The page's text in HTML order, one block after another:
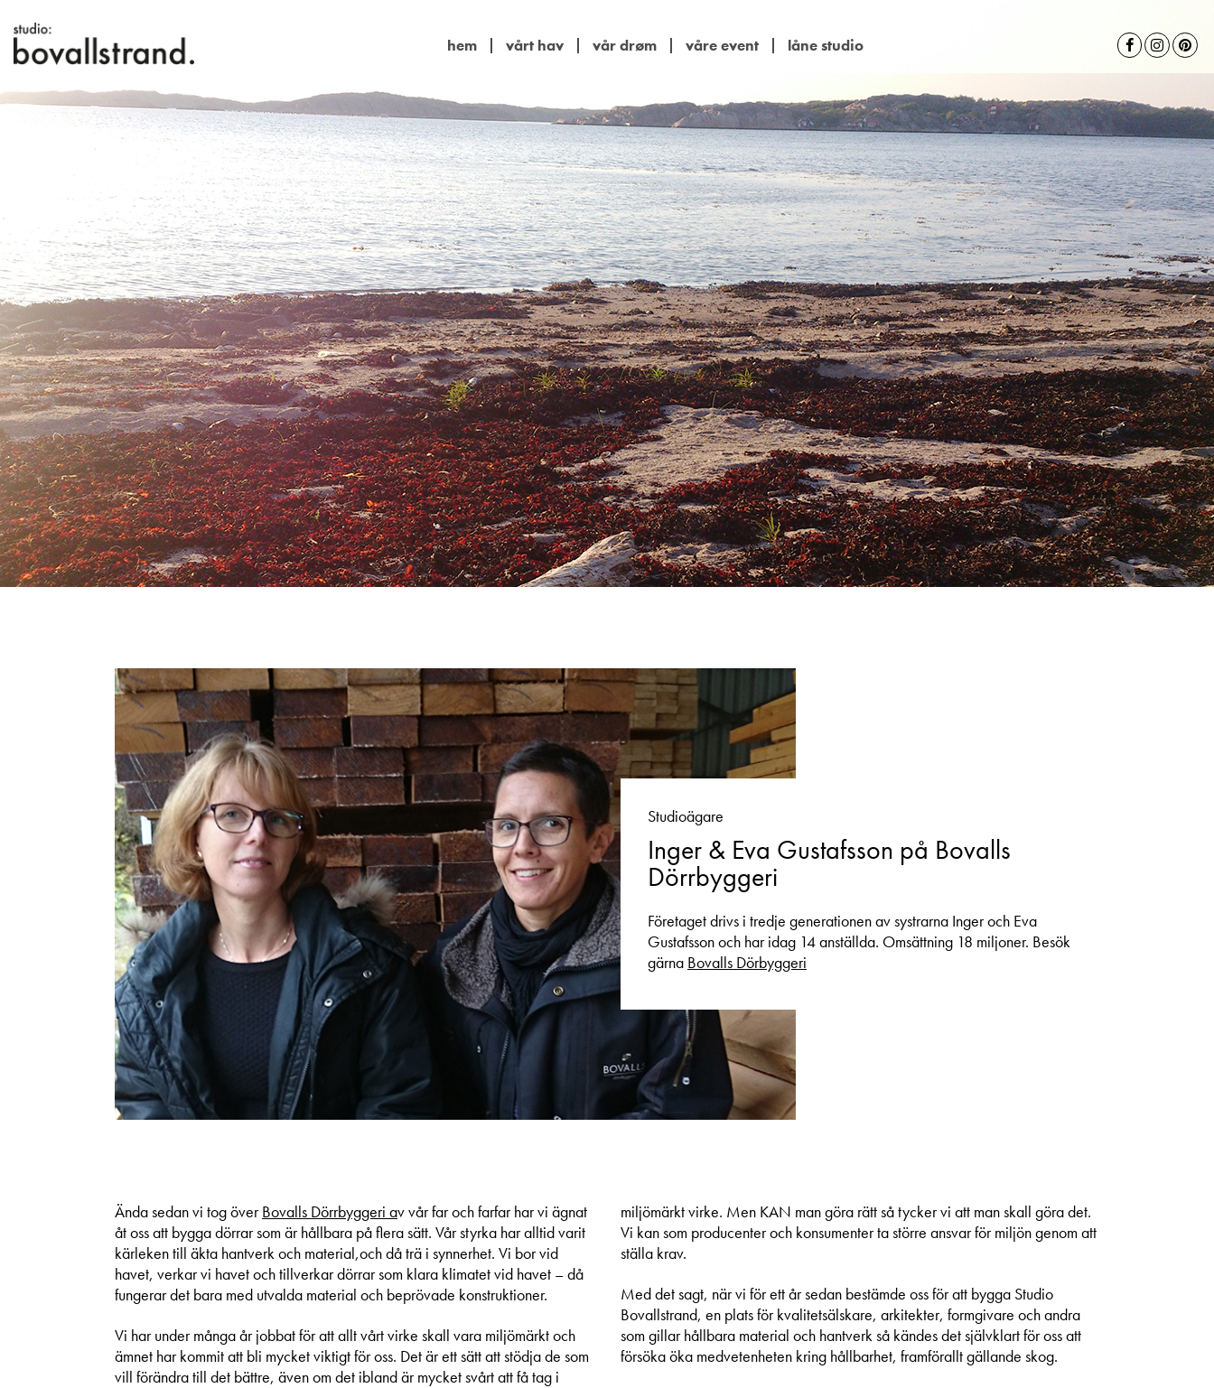
hem vårt hav vår drøm våre event låne studio
Studioägare
Inger & Eva Gustafsson på Bovalls
Dörrbyggeri
Företaget drivs i tredje generationen av systrarna Inger och Eva
Gustafsson och har idag 14 anställda. Omsättning 18 miljoner. Besök
gärna Bovalls Dörbyggeri
Ända sedan vi tog överBovalls Dörrbyggeri av vår far och farfar har vi ägnat
åt oss att bygga dörrar som är hållbara på flera sätt. Vår styrka har alltid varit
kärleken till äkta hantverk och material,och då trä i synnerhet. Vi bor vid
havet, verkar vi havet och tillverkar dörrar som klara klimatet vid havet – då
fungerar det bara med utvalda material och beprövade konstruktioner.
Vi har under många år jobbat för att allt vårt virke skall vara miljömärkt och
ämnet har kommit att bli mycket viktigt för oss. Det är ett sätt att stödja de som
vill förändra till det bättre, även om det ibland är mycket svårt att få tag i
miljömärkt virke. Men KAN man göra rätt så tycker vi att man skall göra det.
Vi kan som producenter och konsumenter ta större ansvar för miljön genom att
ställa krav.
Med det sagt, när vi för ett år sedan bestämde oss för att bygga Studio
Bovallstrand, en plats för kvalitetsälskare, arkitekter, formgivare och andra
som gillar hållbara material och hantverk så kändes det självklart för oss att
försöka öka medvetenheten kring hållbarhet, framförallt gällande skog.